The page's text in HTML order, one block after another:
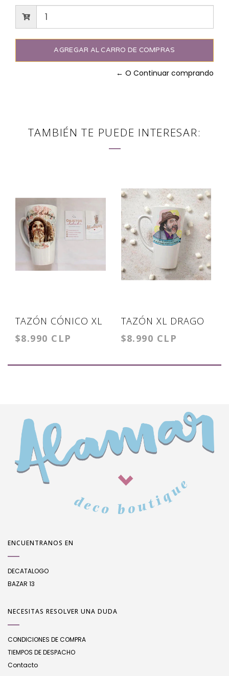
← O Continuar comprando
TAMBIÉN TE PUEDE INTERESAR:
TAZÓN CÓNICO XL
OLGUITA MARINA
$8.990 CLP
TAZÓN XL DRAGO
$8.990 CLP
ENCUENTRANOS EN
DECATALOGO
BAZAR 13
NECESITAS RESOLVER UNA DUDA
CONDICIONES DE COMPRA
TIEMPOS DE DESPACHO
Contacto